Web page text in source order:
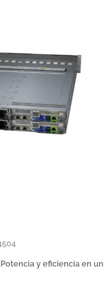
y eficiencia en un